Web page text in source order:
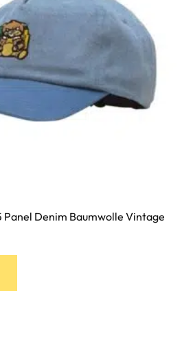
Panel Denim Baumwolle Vintage